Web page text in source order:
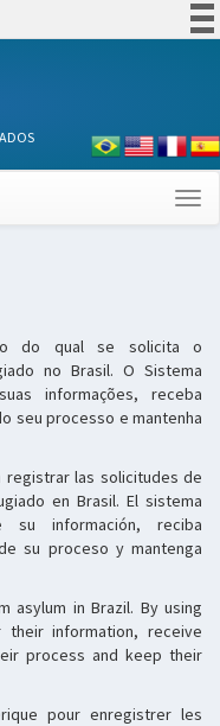
Canais
do qual se solicita o
no Brasil. O Sistema
informações, receba
seu processo e mantenha
registrar las solicitudes de
en Brasil. El sistema
información, reciba
su proceso y mantenga
asylum in Brazil. By using
information, receive
process and keep their
pour enregistrer les